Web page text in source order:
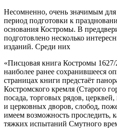
Несомненно, очень значимым для
период подготовки к
основания Костромы. В
подготовлено несколько
изданий. Среди них
«Писцовая книга Костромы 1627/
наиболее ранее сохранившееся
страницах книги предстаёт
Костромского кремля (Старого
посада, торговых рядов,
и церковных дворов, слобод,
имеем возможность проследить,
тяжких испытаний Смутного